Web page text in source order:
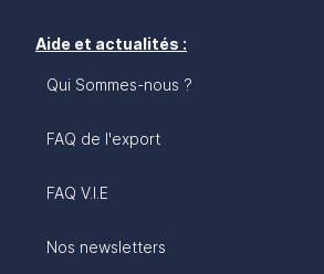
Aide et actualités :
Qui Sommes-nous ?
FAQ de l'export
FAQ V.I.E
Nos newsletters